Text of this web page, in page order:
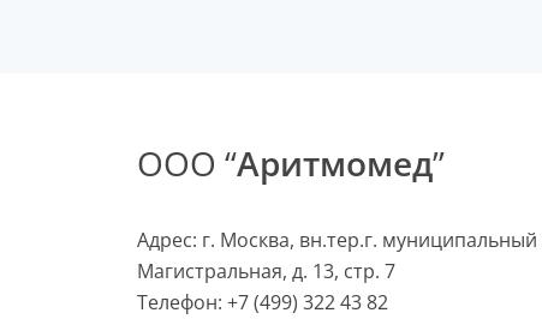
ООО “Аритмомед”
Адрес: г. Москва, вн.тер.г.
Магистральная, д. 13, стр. 7
Телефон: +7 (499) 322 43 82